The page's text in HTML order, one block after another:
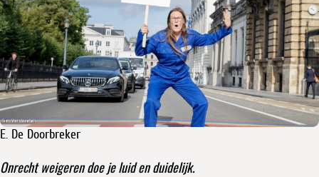
E. De Doorbreker
Onrecht weigeren doe je luid en duidelijk.